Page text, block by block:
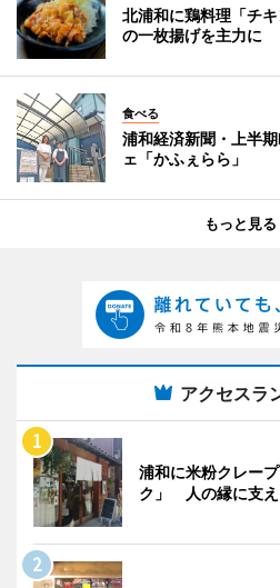
北浦和に鶏料理「チ
の一枚揚げを主力に
食べる
浦和経済新聞・上半
ェ「かふぇらら」
もっと見る
アクセスラ
浦和に米粉クレー
ク」 人の縁に支